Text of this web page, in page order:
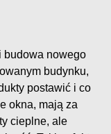
budowa nowego
budynku,
postawić i co
okna, mają za
cieplne, ale